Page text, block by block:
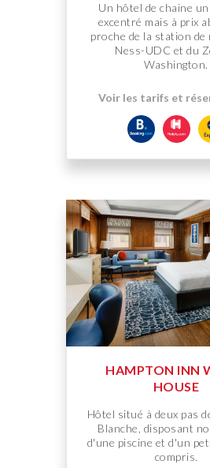
Un hôtel de chaine
excentré mais à prix
proche de la station de
Ness-UDC et du
Washington.
Voir les tarifs et
HAMPTON INN
HOUSE
Hôtel situé à deux pas
Blanche, disposant
d'une piscine et d'un
compris.